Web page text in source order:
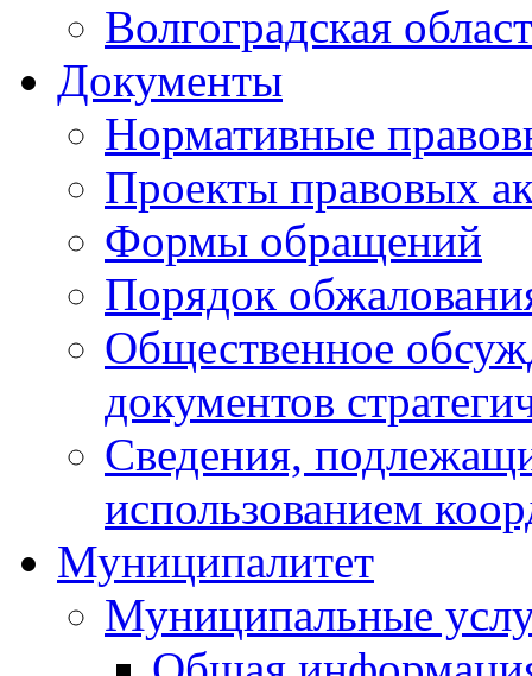
Волгоградская
Документы
Нормативные
Проекты правовых
Формы обращений
Порядок
Общественное
документов
Сведения,
использованием
Муниципалитет
Муниципальные